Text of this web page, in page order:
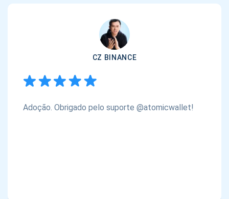
CZ BINANCE
Adoção. Obrigado pelo suporte @atomicwallet!